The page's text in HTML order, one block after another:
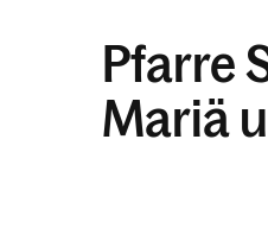
Pfarre
Mariä